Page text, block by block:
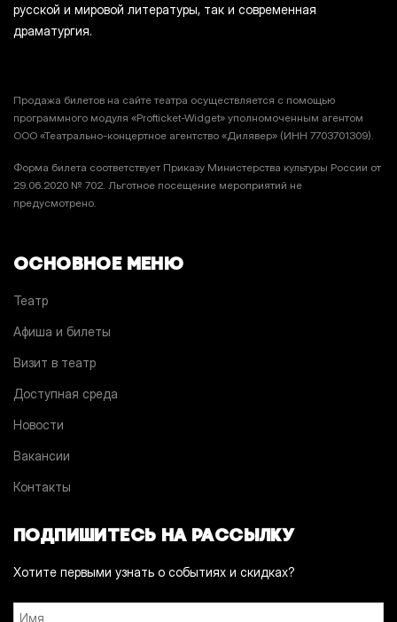
русской и мировой литературы, так и современная
драматургия.
Продажа билетов на сайте театра осуществляется с помощью
программного модуля «Profticket-Widget» уполномоченным агентом
ООО «Театрально-концертное агентство «Дилявер» (ИНН 7703701309).
Форма билета соответствует Приказу Министерства культуры России от
29.06.2020 № 702. Льготное посещение мероприятий не
предусмотрено.
ОСНОВНОЕ МЕНЮ
Театр
Афиша и билеты
Визит в театр
Доступная среда
Новости
Вакансии
Контакты
ПОДПИШИТЕСЬ НА РАССЫЛКУ
Хотите первыми узнать о событиях и скидках?